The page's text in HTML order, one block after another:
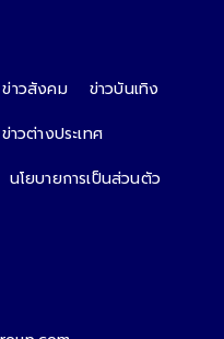
ข่าวสังคม
ข่าวบันเทิง
ข่าวต่างประเทศ
นโยบายการเป็นส่วนตัว